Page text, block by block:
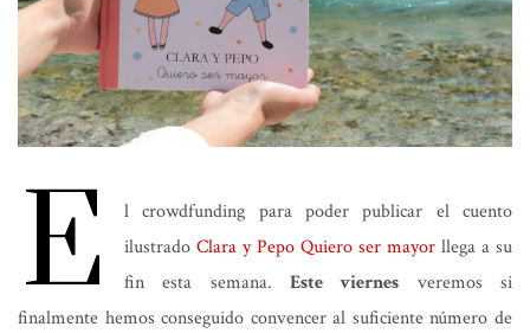
E
l crowdfunding para poder publicar el cuento
ilustrado Clara y Pepo Quiero ser mayor llega a su
fin esta semana. Este viernes veremos si
finalmente hemos conseguido convencer al suficiente número de